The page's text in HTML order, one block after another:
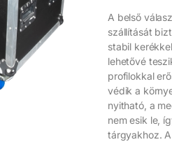
A belső
szállítását
stabil
lehetővé
profilokkal
védik a
nyitható, a
nem esik le,
tárgyakhoz.